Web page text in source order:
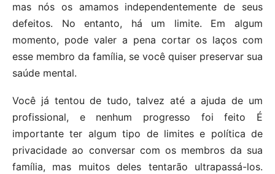
mas nós os amamos independentemente de seus
defeitos. No entanto, há um limite. Em algum
momento, pode valer a pena cortar os laços com
esse membro da família, se você quiser preservar sua
saúde mental.
Você já tentou de tudo, talvez até a ajuda de um
profissional, e nenhum progresso foi feito É
importante ter algum tipo de limites e política de
privacidade ao conversar com os membros da sua
família, mas muitos deles tentarão ultrapassá-los.